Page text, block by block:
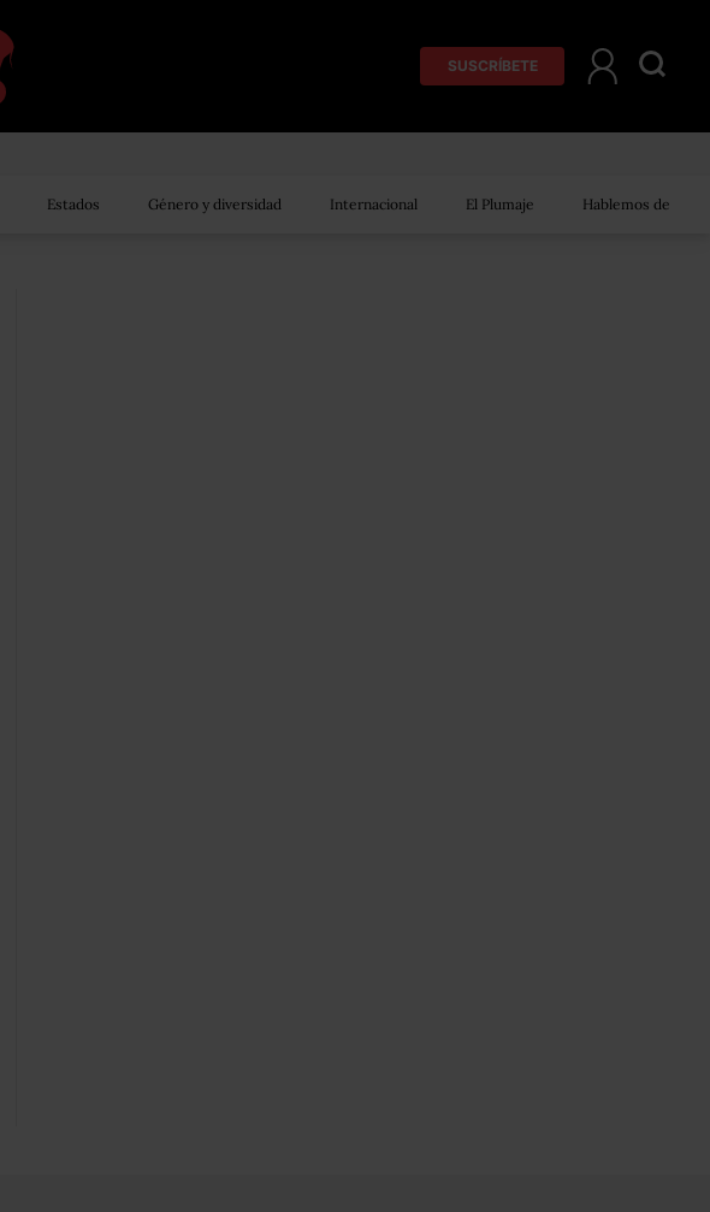
SUSCRÍBETE
Estados Género y diversidad Internacional El Plumaje Hablemos de